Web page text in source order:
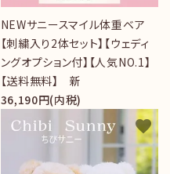
NEWサニースマイル体重ベア
【刺繍入り2体セット】【ウェディ
ングオプション付】【人気NO.1】
【送料無料】 新
36,190円(内税)
favorite